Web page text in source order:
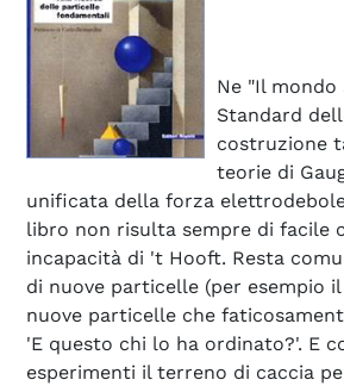
Ne "Il
Standard
costruzione
teorie di
unificata della forza
libro non risulta sempre di facile
incapacità di 't Hooft. Resta
di nuove particelle (per esempio
nuove particelle che
'E questo chi lo ha ordinato?'. E
esperimenti il terreno di caccia